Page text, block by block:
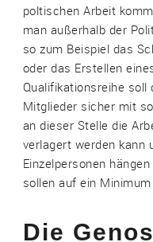
poltischen Arbeit
man außerhalb der
so zum Beispiel das
oder das Erstellen
Qualifikationsreihe
Mitglieder sicher mit
an dieser Stelle die
verlagert werden kann
Einzelpersonen
sollen auf ein
Die